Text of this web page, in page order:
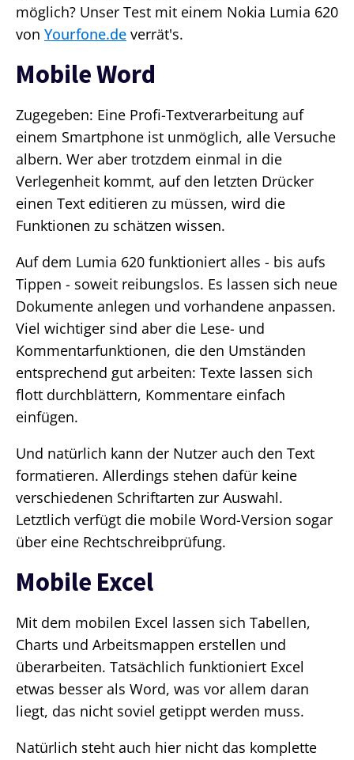
möglich? Unser Test mit einem Nokia Lumia 620
von Yourfone.de verrät's.
Mobile Word
Zugegeben: Eine Profi-Textverarbeitung auf
einem Smartphone ist unmöglich, alle Versuche
albern. Wer aber trotzdem einmal in die
Verlegenheit kommt, auf den letzten Drücker
einen Text editieren zu müssen, wird die
Funktionen zu schätzen wissen.
Auf dem Lumia 620 funktioniert alles - bis aufs
Tippen - soweit reibungslos. Es lassen sich neue
Dokumente anlegen und vorhandene anpassen.
Viel wichtiger sind aber die Lese- und
Kommentarfunktionen, die den Umständen
entsprechend gut arbeiten: Texte lassen sich
flott durchblättern, Kommentare einfach
einfügen.
Und natürlich kann der Nutzer auch den Text
formatieren. Allerdings stehen dafür keine
verschiedenen Schriftarten zur Auswahl.
Letztlich verfügt die mobile Word-Version sogar
über eine Rechtschreibprüfung.
Mobile Excel
Mit dem mobilen Excel lassen sich Tabellen,
Charts und Arbeitsmappen erstellen und
überarbeiten. Tatsächlich funktioniert Excel
etwas besser als Word, was vor allem daran
liegt, das nicht soviel getippt werden muss.
Natürlich steht auch hier nicht das komplette